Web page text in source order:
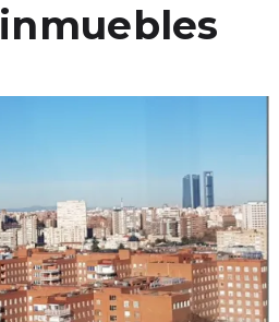
inmuebles